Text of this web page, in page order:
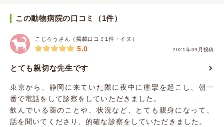
この動物病院の口コミ（1件）
こじろうさん（掲載口コミ1件・イヌ）
2021年09月投稿
5.0
とても親切な先生です
東京から、静岡に来ていた際に夜中に痙攣を起こし、朝一
番で電話をして診察をしていただきました。
飲んでいる薬のことや、状況など、とても親身になって、
話を聞いてくださり、的確な診察をしていただきました。